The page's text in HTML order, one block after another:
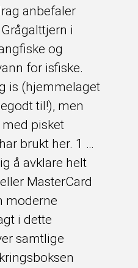
anbefaler
i
og
for isfiske.
is (hjemmelaget
til!), men
pisket
brukt her. 1 …
å avklare helt
MasterCard
moderne
i dette
samtlige